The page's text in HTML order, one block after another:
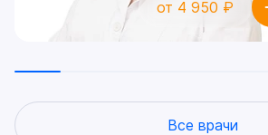
тела в глазу и жжение
Слезотечение Если затрагивается
век; Появление образования на
краю века(ячменя), иногда с
от 4 950 ₽
Все врачи